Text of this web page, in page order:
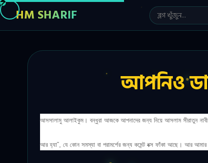
HM SHARIF
আপনিও
আসসালামু আলাইকুম। বন্ধুরা আজকে আপনাদের জন্য নিয়ে আসলাম সীরাতুন
আর হ্যা ঁ, যে কোন সমস্যা বা পরামর্শের জন্য কমেন্ট বক্স ফাঁকা আছে। আর আমার